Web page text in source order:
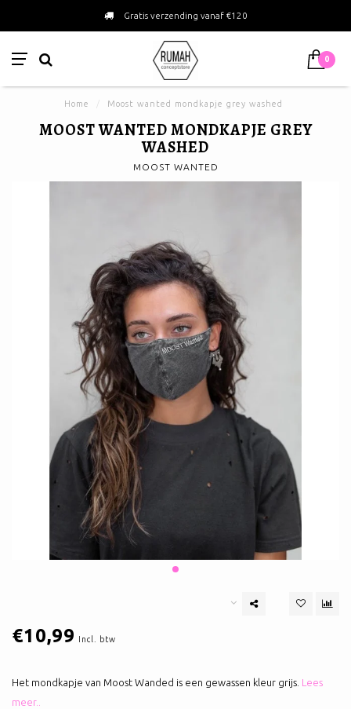
Gratis verzending vanaf €120
0
Home Moost wanted mondkapje grey washed
MOOST WANTED MONDKAPJE GREY
WASHED
MOOST WANTED
€10,99 Incl. btw
Het mondkapje van Moost Wanded is een gewassen kleur grijs. Lees
meer..